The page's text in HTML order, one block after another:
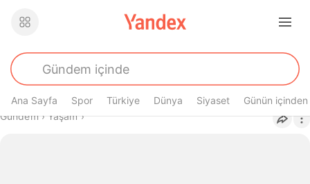
Ana Sayfa Spor Türkiye Dünya Siyaset Günün içinden
Buradasın
Gündem› Yaşam›